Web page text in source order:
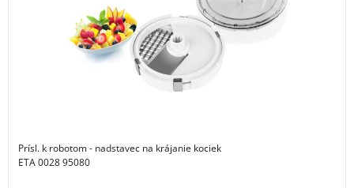
Prísl. k robotom - nadstavec na krájanie kociek
ETA 0028 95080